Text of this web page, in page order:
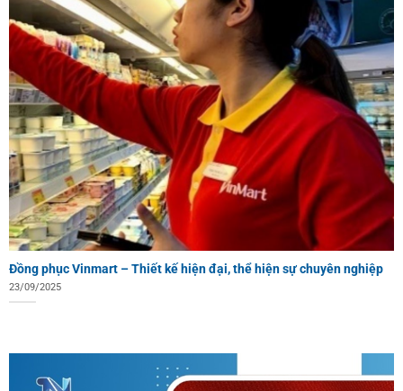
Đồng phục Vinmart – Thiết kế hiện đại, thể hiện sự chuyên nghiệp
23/09/2025